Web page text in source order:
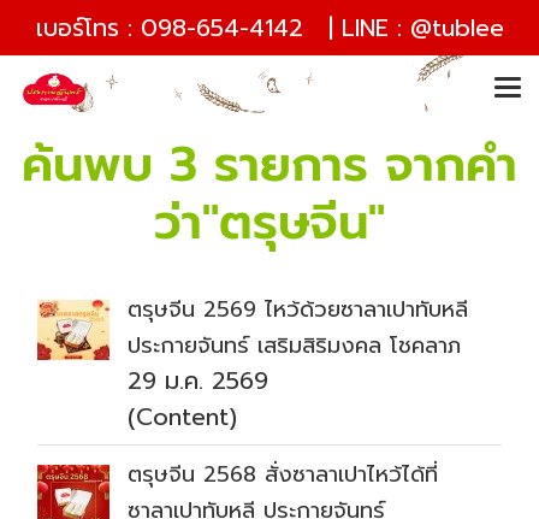
เบอร์โทร : 098-654-4142 | LINE : @tublee
ค้นพบ 3 รายการ จากคำ
ว่า"ตรุษจีน"
ตรุษจีน 2569 ไหว้ด้วยซาลาเปาทับหลี
ประกายจันทร์ เสริมสิริมงคล โชคลาภ
29 ม.ค. 2569
(Content)
ตรุษจีน 2568 สั่งซาลาเปาไหว้ได้ที่
ซาลาเปาทับหลี ประกายจันทร์